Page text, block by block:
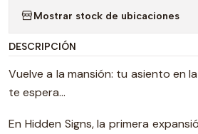
Mostrar stock de ubicaciones
DESCRIPCIÓN
Vuelve a la mansión: tu asiento en
te espera...
En Hidden Signs, la primera